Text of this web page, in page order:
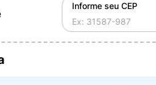
Informe seu CEP